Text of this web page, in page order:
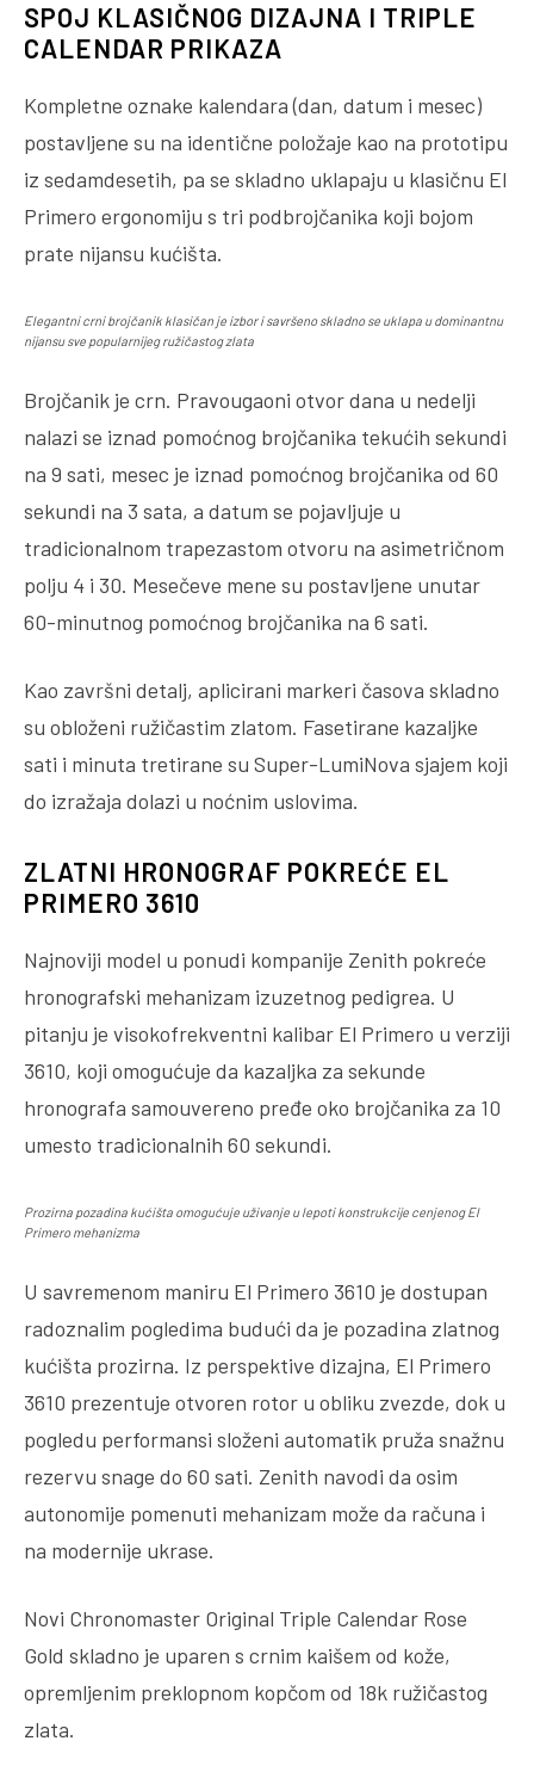
SPOJ KLASIČNOG DIZAJNA I TRIPLE
CALENDAR PRIKAZA
Kompletne oznake kalendara (dan, datum i mesec)
postavljene su na identične položaje kao na prototipu
iz sedamdesetih, pa se skladno uklapaju u klasičnu El
Primero ergonomiju s tri podbrojčanika koji bojom
prate nijansu kućišta.
Elegantni crni brojčanik klasičan je izbor i savršeno skladno se uklapa u dominantnu
nijansu sve popularnijeg ružičastog zlata
Brojčanik je crn. Pravougaoni otvor dana u nedelji
nalazi se iznad pomoćnog brojčanika tekućih sekundi
na 9 sati, mesec je iznad pomoćnog brojčanika od 60
sekundi na 3 sata, a datum se pojavljuje u
tradicionalnom trapezastom otvoru na asimetričnom
polju 4 i 30. Mesečeve mene su postavljene unutar
60-minutnog pomoćnog brojčanika na 6 sati.
Kao završni detalj, aplicirani markeri časova skladno
su obloženi ružičastim zlatom. Fasetirane kazaljke
sati i minuta tretirane su Super-LumiNova sjajem koji
do izražaja dolazi u noćnim uslovima.
ZLATNI HRONOGRAF POKREĆE EL
PRIMERO 3610
Najnoviji model u ponudi kompanije Zenith pokreće
hronografski mehanizam izuzetnog pedigrea. U
pitanju je visokofrekventni kalibar El Primero u verziji
3610, koji omogućuje da kazaljka za sekunde
hronografa samouvereno pređe oko brojčanika za 10
umesto tradicionalnih 60 sekundi.
Prozirna pozadina kućišta omogućuje uživanje u lepoti konstrukcije cenjenog El
Primero mehanizma
U savremenom maniru El Primero 3610 je dostupan
radoznalim pogledima budući da je pozadina zlatnog
kućišta prozirna. Iz perspektive dizajna, El Primero
3610 prezentuje otvoren rotor u obliku zvezde, dok u
pogledu performansi složeni automatik pruža snažnu
rezervu snage do 60 sati. Zenith navodi da osim
autonomije pomenuti mehanizam može da računa i
na modernije ukrase.
Novi Chronomaster Original Triple Calendar Rose
Gold skladno je uparen s crnim kaišem od kože,
opremljenim preklopnom kopčom od 18k ružičastog
zlata.